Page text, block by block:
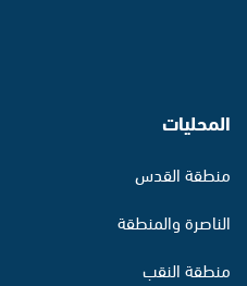
المحليات
منطقة القدس
الناصرة والمنطقة
منطقة النقب